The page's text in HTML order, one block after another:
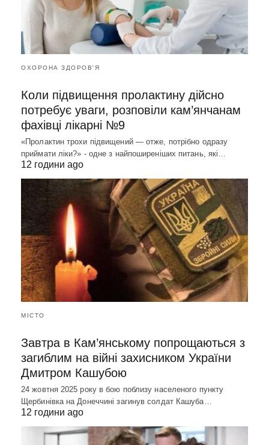
ОХОРОНА ЗДОРОВ'Я
Коли підвищення пролактину дійсно
потребує уваги, розповіли кам’янчанам
фахівці лікарні №9
«Пролактин трохи підвищений — отже, потрібно одразу
приймати ліки?» - одне з найпоширеніших питань, які…
12 години ago
МІСТО
Завтра в Кам’янському попрощаються з
загиблим на війні захисником України
Дмитром Кашубою
24 жовтня 2025 року в бою поблизу населеного пункту
Щербинівка на Донеччині загинув солдат Кашуба…
12 години ago